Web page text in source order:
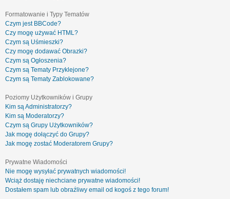
Formatowanie i Typy Tematów
Czym jest BBCode?
Czy mogę używać HTML?
Czym są Uśmieszki?
Czy mogę dodawać Obrazki?
Czym są Ogłoszenia?
Czym są Tematy Przyklejone?
Czym są Tematy Zablokowane?
Poziomy Użytkowników i Grupy
Kim są Administratorzy?
Kim są Moderatorzy?
Czym są Grupy Użytkowników?
Jak mogę dołączyć do Grupy?
Jak mogę zostać Moderatorem Grupy?
Prywatne Wiadomości
Nie mogę wysyłać prywatnych wiadomości!
Wciąż dostaję niechciane prywatne wiadomości!
Dostałem spam lub obraźliwy email od kogoś z tego forum!